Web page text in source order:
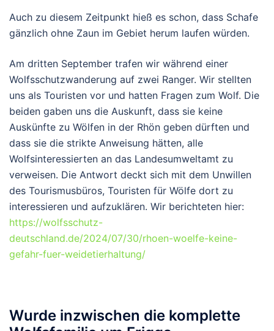
Auch zu diesem Zeitpunkt hieß es schon, dass Schafe
gänzlich ohne Zaun im Gebiet herum laufen würden.
Am dritten September trafen wir während einer
Wolfsschutzwanderung auf zwei Ranger. Wir stellten
uns als Touristen vor und hatten Fragen zum Wolf. Die
beiden gaben uns die Auskunft, dass sie keine
Auskünfte zu Wölfen in der Rhön geben dürften und
dass sie die strikte Anweisung hätten, alle
Wolfsinteressierten an das Landesumweltamt zu
verweisen. Die Antwort deckt sich mit dem Unwillen
des Tourismusbüros, Touristen für Wölfe dort zu
interessieren und aufzuklären. Wir berichteten hier:
https://wolfsschutz-
deutschland.de/2024/07/30/rhoen-woelfe-keine-
gefahr-fuer-weidetierhaltung/
Wurde inzwischen die komplette